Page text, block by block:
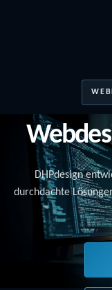
DHPdesign
durchdachte